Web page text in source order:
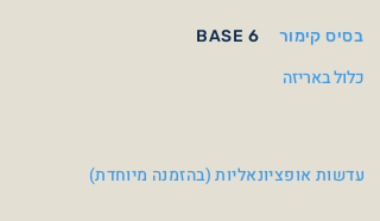
BASE 6 בסיס קימור
כלול באריזה
עדשות אופציונאליות (בהזמנה מיוחדת)